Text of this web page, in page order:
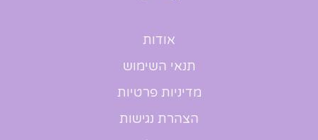
אודות
תנאי השימוש
מדיניות פרטיות
הצהרת נגישות